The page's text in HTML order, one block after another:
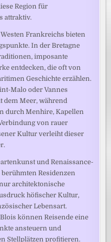
Region für
attraktiv.
Frankreichs bieten
In der Bretagne
imposante
entdecken, die oft von
Geschichte erzählen.
Malo oder Vannes
dem Meer, während
durch Menhire, Kapellen
von rauer
Kultur verleiht dieser
und Renaissance-
Residenzen
architektonische
höfischer Kultur,
Lebensart.
können Reisende eine
ansteuern und
Stellplätzen profitieren.